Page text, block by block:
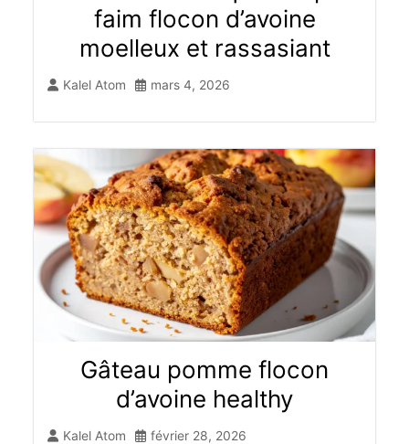
faim flocon d’avoine
moelleux et rassasiant
Kalel Atom mars 4, 2026
Gâteau pomme flocon
d’avoine healthy
Kalel Atom février 28, 2026